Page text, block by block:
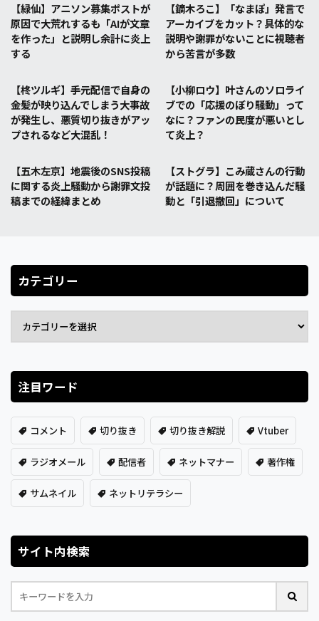
【緑仙】アニソン募集ポストが
原因で大荒れするも「AIが文章
を作った」と説明し余計に炎上
する
【鏑木ろこ】「なまぽ」発言で
アーカイブをカット？具体的な
説明や謝罪がないことに視聴者
から苦言が多数
【柊ツルギ】手元配信で自身の
金髪が映り込んでしまう大事故
が発生し、悪質切り抜きがアッ
プされるなど大混乱！
【小柳ロウ】叶さんのソロライ
ブでの「応援のぼり騒動」って
なに？ファンの民度が悪いとし
て炎上？
【五木左京】地震後のSNS投稿
に関する炎上騒動から謝罪文投
稿までの経緯まとめ
【ストグラ】こみ蔵さんの行動
が話題に？周囲を巻き込んだ騒
動と「引退撤回」について
カテゴリー
注目ワード
コメント 切り抜き 切り抜き解説 Vtuber
ラジオメール 配信者 ネットマナー 著作権
サムネイル ネットリテラシー
サイト内検索